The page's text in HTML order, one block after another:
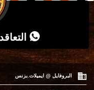
البروفايل @ ايميلات.بزنس